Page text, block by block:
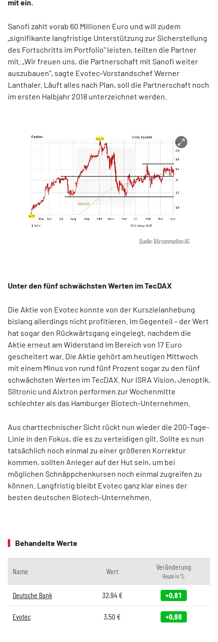
mit ein.
Sanofi zahlt vorab 60 Millionen Euro und will zudem
„signifikante langfristige Unterstützung zur Sicherstellung
des Fortschritts im Portfolio" leisten, teilten die Partner
mit. „Wir freuen uns, die Partnerschaft mit Sanofi weiter
auszubauen", sagte Evotec-Vorstandschef Werner
Lanthaler. Läuft alles nach Plan, soll die Partnerschaft noch
im ersten Halbjahr 2018 unterzeichnet werden.
Quelle: Börsenmedien AG
Unter den fünf schwächsten Werten im TecDAX
Die Aktie von Evotec konnte von der Kurszielanhebung
bislang allerdings nicht profitieren. Im Gegenteil – der Wert
hat sogar den Rückwärtsgang eingelegt, nachdem die
Aktie erneut am Widerstand im Bereich von 17 Euro
gescheitert war. Die Aktie gehört am heutigen Mittwoch
mit einem Minus von rund fünf Prozent sogar zu den fünf
schwächsten Werten im TecDAX. Nur ISRA Vision, Jenoptik,
Siltronic und Aixtron performen zur Wochenmitte
schlechter als das Hamburger Biotech-Unternehmen.
Aus charttechnischer Sicht rückt nun wieder die 200-Tage-
Linie in den Fokus, die es zu verteidigen gilt. Sollte es nun
tatsächlich noch einmal zu einer größeren Korrektur
kommen, sollten Anleger auf der Hut sein, um bei
möglichen Schnäppchenkursen noch einmal zugreifen zu
können. Langfristig bleibt Evotec ganz klar eines der
besten deutschen Biotech-Unternehmen.
Behandelte Werte
Name Wert Veränderung
Heute in %
Deutsche Bank 32,94€ +0,81
Evotec 3,50 € +0,98